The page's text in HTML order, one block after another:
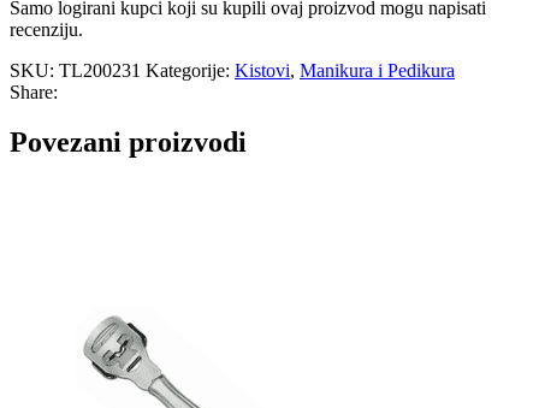
Samo logirani kupci koji su kupili ovaj proizvod mogu napisati
recenziju.
SKU: TL200231 Kategorije: Kistovi, Manikura i Pedikura
Share:
Povezani proizvodi